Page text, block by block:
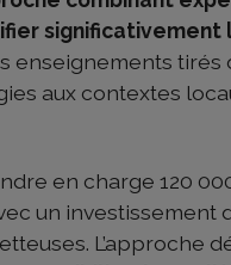
enseignements
aux contextes
en charge 120
un investissement
L’approche